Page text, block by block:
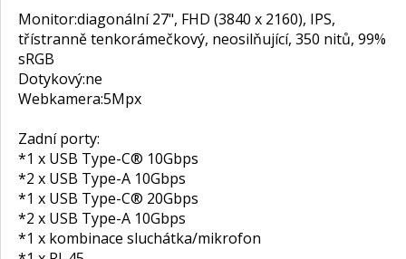
Monitor:diagonální 27", FHD (3840 x 2160), IPS,
třístranně tenkorámečkový, neosilňující, 350 nitů, 99%
sRGB
Dotykový:ne
Webkamera:5Mpx
Zadní porty:
*1 x USB Type-C® 10Gbps
*2 x USB Type-A 10Gbps
*1 x USB Type-C® 20Gbps
*2 x USB Type-A 10Gbps
*1 x kombinace sluchátka/mikrofon